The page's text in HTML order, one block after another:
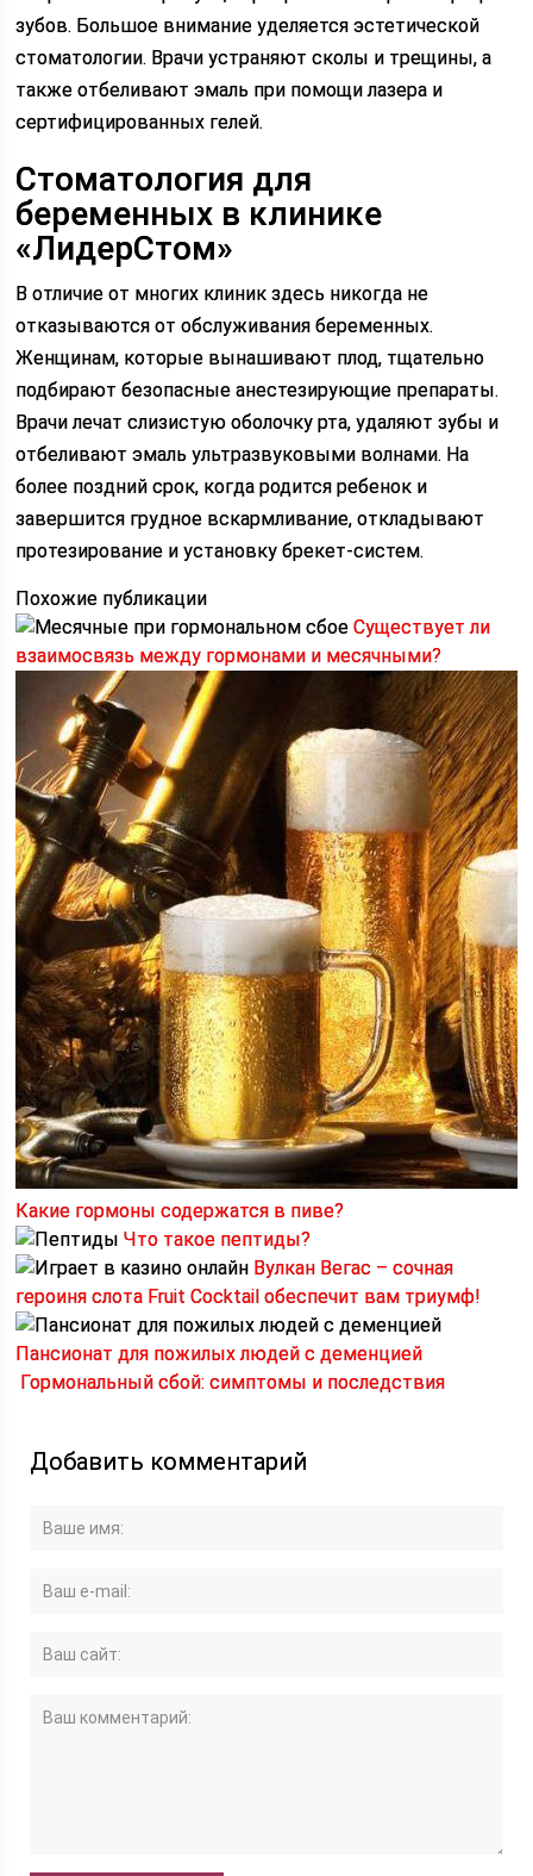
зубов. Большое внимание уделяется эстетической
стоматологии. Врачи устраняют сколы и трещины, а
также отбеливают эмаль при помощи лазера и
сертифицированных гелей.
Стоматология для
беременных в клинике
«ЛидерСтом»
В отличие от многих клиник здесь никогда не
отказываются от обслуживания беременных.
Женщинам, которые вынашивают плод, тщательно
подбирают безопасные анестезирующие препараты.
Врачи лечат слизистую оболочку рта, удаляют зубы и
отбеливают эмаль ультразвуковыми волнами. На
более поздний срок, когда родится ребенок и
завершится грудное вскармливание, откладывают
протезирование и установку брекет-систем.
Похожие публикации
Существует ли
взаимосвязь между гормонами и месячными?
Какие гормоны содержатся в пиве?
Что такое пептиды?
Вулкан Вегас – сочная
героиня слота Fruit Cocktail обеспечит вам триумф!
Пансионат для пожилых людей с деменцией
Гормональный сбой: симптомы и последствия
Добавить комментарий